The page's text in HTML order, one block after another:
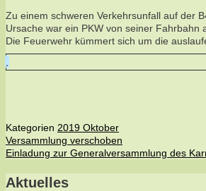
Zu einem schweren Verkehrsunfall auf der
Ursache war ein PKW von seiner
Die Feuerwehr kümmert sich um die
Kategorien 2019 Oktober
Versammlung verschoben
Einladung zur Generalversammlung des
Aktuelles